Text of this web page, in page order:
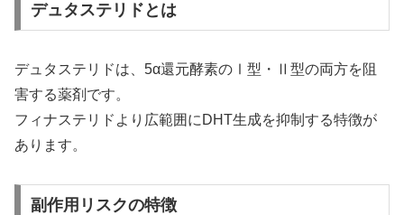
デュタステリドとは
デュタステリドは、5α還元酵素のⅠ型・Ⅱ型の両方を阻
害する薬剤です。
フィナステリドより広範囲にDHT生成を抑制する特徴が
あります。
副作用リスクの特徴